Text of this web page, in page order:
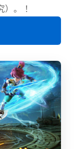
。 ！